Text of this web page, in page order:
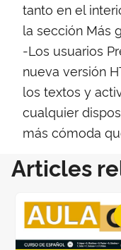
tanto en el
la sección Más
-Los usuarios
nueva versión
los textos y
cualquier
más cómoda
Articles